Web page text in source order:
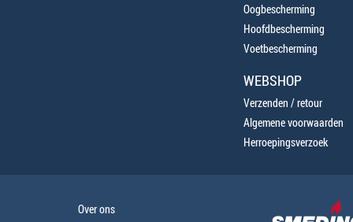
Oogbescherming
Hoofdbescherming
Voetbescherming
WEBSHOP
Verzenden / retour
Algemene voorwaarden
Herroepingsverzoek
Over ons